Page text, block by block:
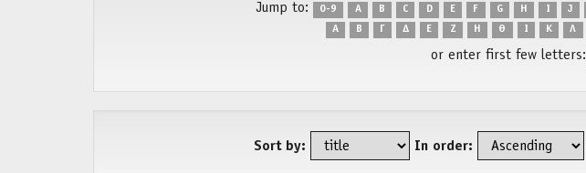
Jump to: 0-9 A B C D E F G H I J
Α
Β Γ Δ Ε Ζ Η Θ Ι Κ Λ
or enter first few letters:
Sort by: In order: